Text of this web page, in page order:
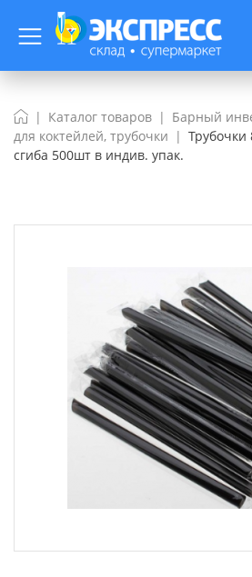
Каталог товаров Барный
для коктейлей, трубочки
сгиба 500шт в индив. упак.